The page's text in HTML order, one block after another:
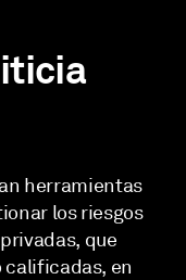
herramientas
los riesgos
que
calificadas, en